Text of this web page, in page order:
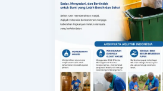
Membersihkan
Masjid
hingga
Menjaga
Alam,